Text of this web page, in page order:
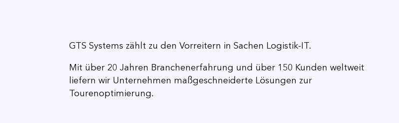
GTS Systems zählt zu den Vorreitern in Sachen Logistik-IT.
Mit über 20 Jahren Branchenerfahrung und über 150 Kunden weltweit
liefern wir Unternehmen maßgeschneiderte Lösungen zur
Tourenoptimierung.